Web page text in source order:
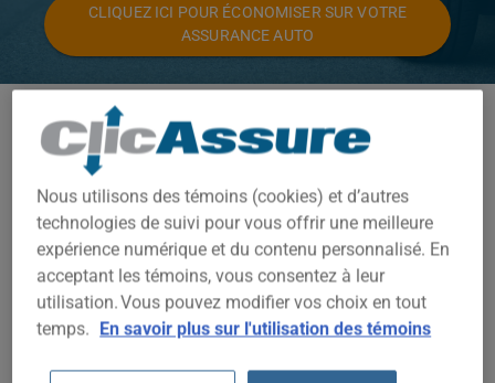
CLIQUEZ ICI POUR ÉCONOMISER SUR VOTRE
ASSURANCE AUTO
Modèles disponibles
JIMMY
Année
TOUTES LES VILLES
Nous utilisons des témoins (cookies) et d’autres
technologies de suivi pour vous offrir une meilleure
expérience numérique et du contenu personnalisé. En
acceptant les témoins, vous consentez à leur
utilisation. Vous pouvez modifier vos choix en tout
temps. En savoir plus sur l'utilisation des témoins